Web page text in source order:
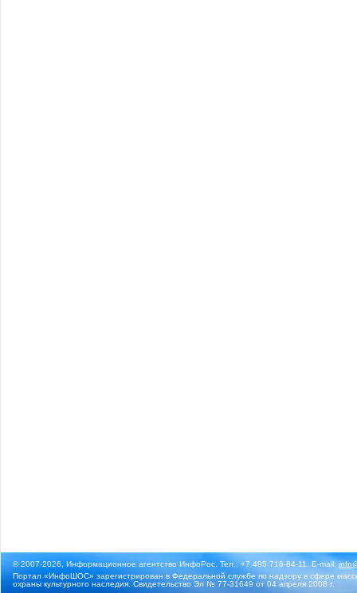
© 2007-2026, Информационное агентство ИнфоРос. Тел.: +7 495 718-84-11, E-mail:
Портал «ИнфоШОС» зарегистрирован в Федеральной службе по надзору в сфере
охраны культурного наследия. Свидетельство Эл № 77-31649 от 04 апреля 2008 г.